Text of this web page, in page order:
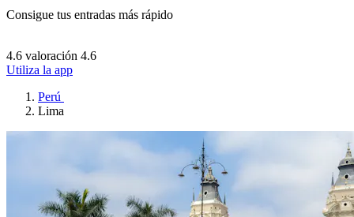
Consigue tus entradas más rápido
4.6 valoración 4.6
Utiliza la app
Perú
Lima